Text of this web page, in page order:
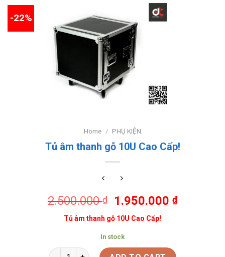
-22%
Home / PHỤ KIỆN
Tủ âm thanh gỗ 10U Cao Cấp!
2.500.000₫ 1.950.000₫
Tủ âm thanh gỗ 10U Cao Cấp!
In stock